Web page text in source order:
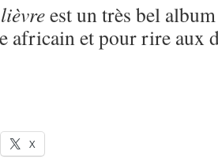
est un très bel
africain et pour rire aux
X